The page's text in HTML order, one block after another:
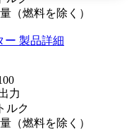
（燃料を除く）
ー 製品詳細
力
ルク
（燃料を除く）